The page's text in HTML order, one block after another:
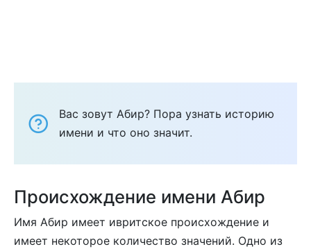
Вас зовут Абир? Пора узнать историю
имени и что оно значит.
Происхождение имени Абир
Имя Абир имеет ивритское происхождение и
имеет некоторое количество значений. Одно из